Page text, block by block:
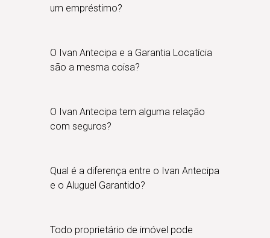
um empréstimo?
O Ivan Antecipa e a Garantia Locatícia
são a mesma coisa?
O Ivan Antecipa tem alguma relação
com seguros?
Qual é a diferença entre o Ivan Antecipa
e o Aluguel Garantido?
Todo proprietário de imóvel pode